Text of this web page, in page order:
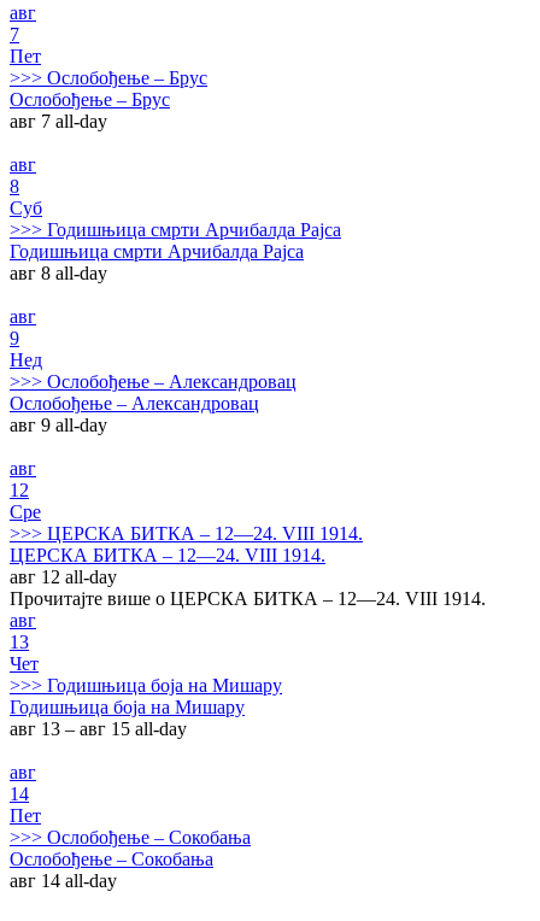
авг
7
Пет
>>> Ослобођење – Брус
Ослобођење – Брус
авг 7 all-day
авг
8
Суб
>>> Годишњица смрти Арчибалда Рајса
Годишњица смрти Арчибалда Рајса
авг 8 all-day
авг
9
Нед
>>> Ослобођење – Александровац
Ослобођење – Александровац
авг 9 all-day
авг
12
Сре
>>> ЦЕРСКА БИТКА – 12—24. VIII 1914.
ЦЕРСКА БИТКА – 12—24. VIII 1914.
авг 12 all-day
Прочитајте више о ЦЕРСКА БИТКА – 12—24. VIII 1914.
авг
13
Чет
>>> Годишњица боја на Мишару
Годишњица боја на Мишару
авг 13 – авг 15 all-day
авг
14
Пет
>>> Ослобођење – Сокобања
Ослобођење – Сокобања
авг 14 all-day